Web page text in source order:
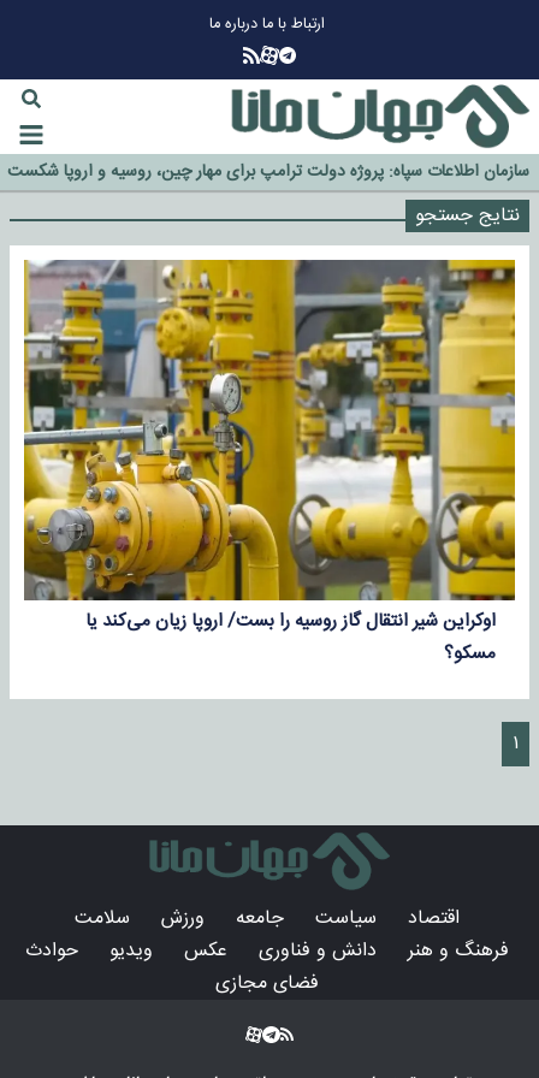
ارتباط با مادرباره ما
گزینه جدایی اوسمار روی میز مدیران پرسپولیس
آیا رئیس جمهور آمریکا قانون را دور می‌زند؟
اخراج رسمی چهره نامدار از پرسپولیس
سازمان اطلاعات سپاه: پروژه دولت ترامپ برای مهار چین، روسیه و اروپا شکست
خورد
نتایج جستجو
اوکراین شیر انتقال گاز روسیه را بست/ اروپا زیان می‌کند یا
مسکو؟
۱
اقتصاد سیاست جامعه ورزش
سلامت
فرهنگ و هنر
دانش و فناوری عکس ویدیو
حوادث
فضای مجازی